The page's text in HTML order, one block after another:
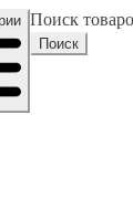
Поиск
Поиск